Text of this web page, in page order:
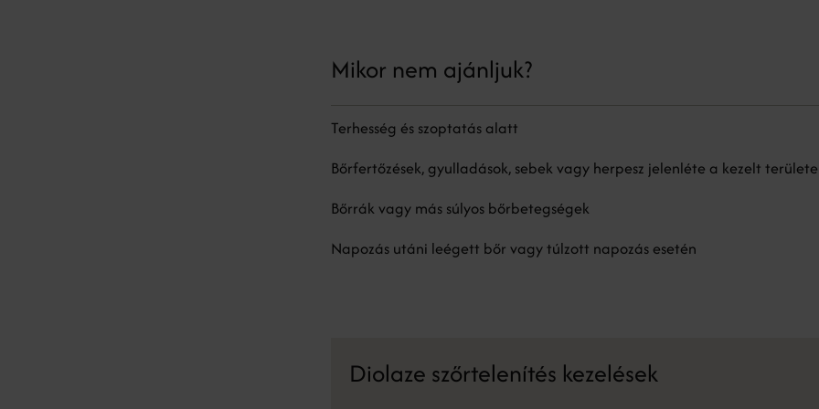
Mikor nem ajánljuk?
Terhesség és szoptatás alatt
Bőrfertőzések, gyulladások, sebek vagy herpesz jelenléte a kezelt
Bőrrák vagy más súlyos bőrbetegségek
Napozás utáni leégett bőr vagy túlzott napozás esetén
Diolaze szőrtelenítés kezelések